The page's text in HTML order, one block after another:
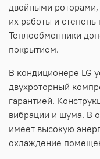
двойными
их работы и степень
Теплообменники
покрытием.
В кондиционере LG
двухроторный
гарантией.
вибрации и шума. В
имеет высокую
охлаждение